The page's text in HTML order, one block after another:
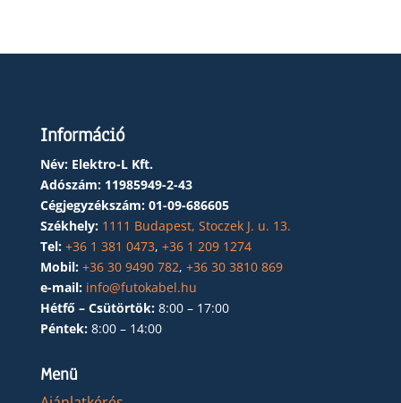
Információ
Név: Elektro-L Kft.
Adószám: 11985949-2-43
Cégjegyzékszám: 01-09-686605
Székhely: 1111 Budapest, Stoczek J. u. 13.
Tel: +36 1 381 0473, +36 1 209 1274
Mobil: +36 30 9490 782, +36 30 3810 869
e-mail: info@futokabel.hu
Hétfő – Csütörtök: 8:00 – 17:00
Péntek: 8:00 – 14:00
Menü